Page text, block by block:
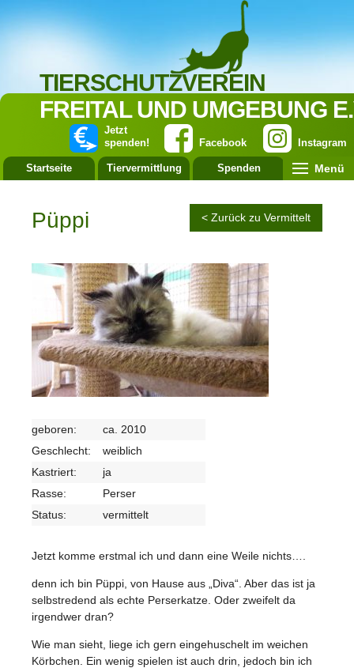
TIERSCHUTZVEREIN
FREITAL UND UMGEBUNG
Instagram
Facebook
Jetzt
spenden!
Startseite Tiervermittlung Spenden Menü
Püppi < Zurück zu Vermittelt
geboren:
ca. 2010
Geschlecht:
weiblich
Kastriert:
ja
Rasse:
Perser
Status:
vermittelt
Jetzt komme erstmal ich und dann eine Weile nichts….
denn ich bin Püppi, von Hause aus „Diva“. Aber das ist ja
selbstredend als echte Perserkatze. Oder zweifelt da
irgendwer dran?
Wie man sieht, liege ich gern eingehuschelt im weichen
Körbchen. Ein wenig spielen ist auch drin, jedoch bin ich